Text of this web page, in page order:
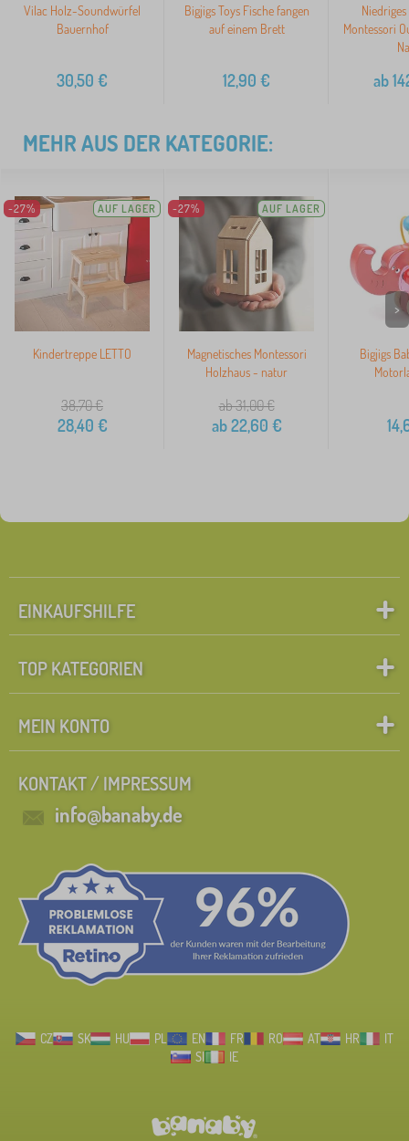
Vilac Holz-Soundwürfel
Bauernhof
30,50 €
Bigjigs Toys Fische fangen
auf einem Brett
12,90 €
Montessori
ab
MEHR AUS DER KATEGORIE:
-27% AUF LAGER
Kindertreppe LETTO
38,70€
28,40 €
-27% AUF LAGER
Magnetisches Montessori
Holzhaus - natur
ab 31,00€
ab22,60 €
Bigjigs
>
EINKAUFSHILFE
TOP KATEGORIEN
MEIN KONTO
KONTAKT / IMPRESSUM
info@banaby.de
CZ SK HU PL EN FR RO AT HR
IT
SI
IE